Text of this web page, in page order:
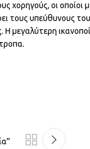
χορηγούς, οι
τους υπεύθυνους
μεγαλύτερη